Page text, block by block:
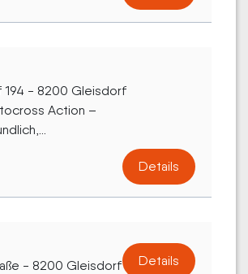
194 - 8200 Gleisdorf
Action –
Details
- 8200 Gleisdorf Details